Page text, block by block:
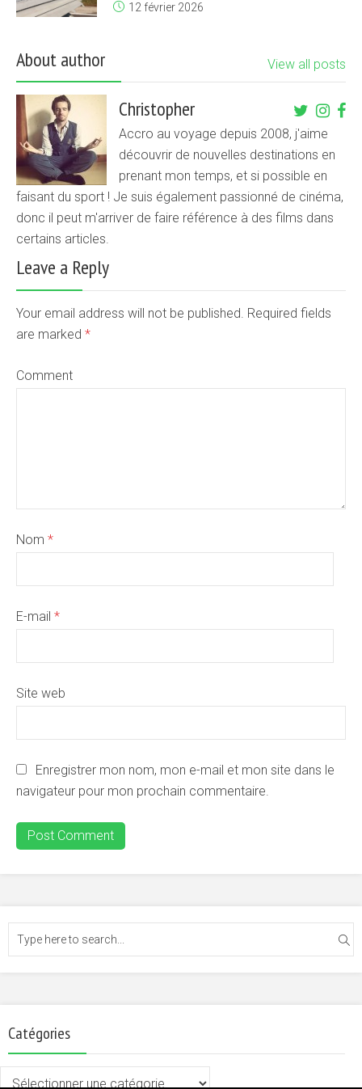
12 février 2026
About author View all posts
Christopher
Accro au voyage depuis 2008, j'aime
découvrir de nouvelles destinations en
prenant mon temps, et si possible en
faisant du sport ! Je suis également passionné de cinéma,
donc il peut m'arriver de faire référence à des films dans
certains articles.
Leave a Reply
Your email address will not be published. Required fields
are marked *
Comment
Nom *
E-mail *
Site web
Enregistrer mon nom, mon e-mail et mon site dans le
navigateur pour mon prochain commentaire.
Catégories